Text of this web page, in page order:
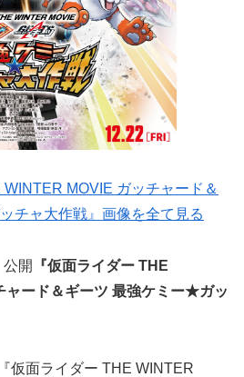
MOVIE ガッチャード＆
チャ大作戦』画像を全て見る
開
『仮面ライダー THE
ャード＆ギーツ 最強ケミー★ガッ
仮面ライダー THE WINTER